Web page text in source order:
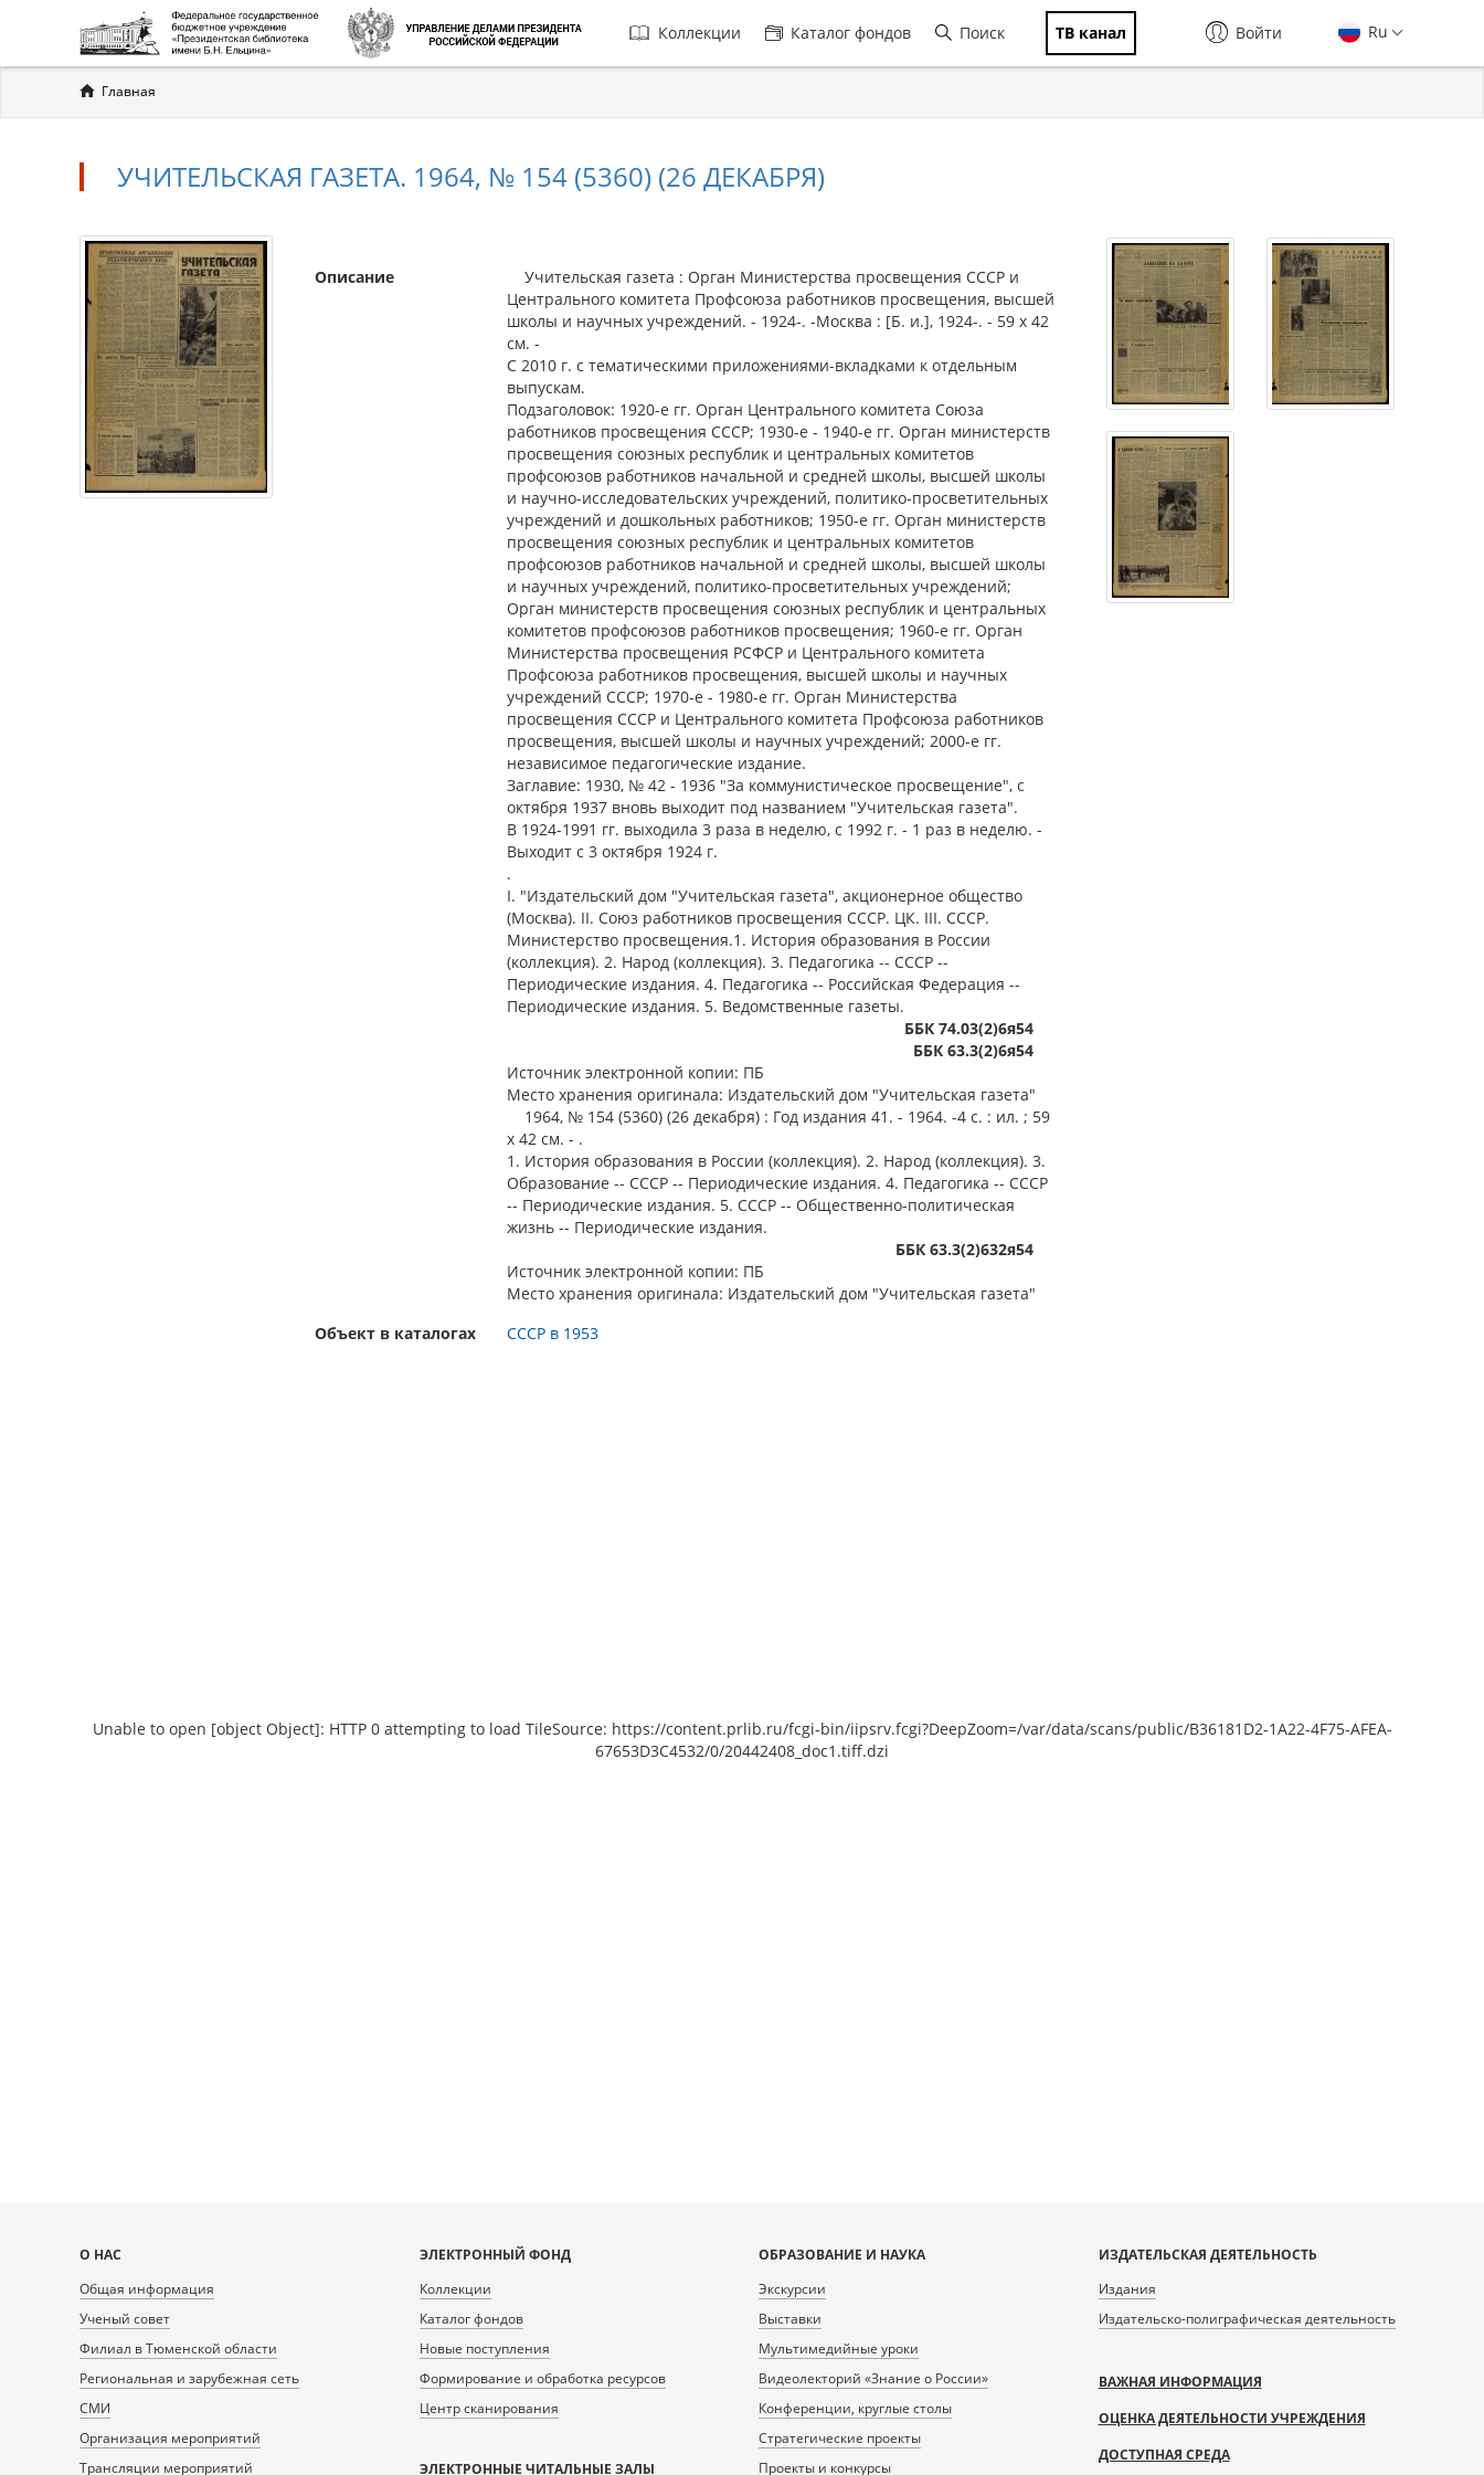
Главная
навигация
Коллекции Каталог фондов Поиск ТВ канал Ru
Войти
Вы
здесь
Главная
УЧИТЕЛЬСКАЯ ГАЗЕТА. 1964, № 154 (5360) (26 ДЕКАБРЯ)
Описание
Учительская газета : Орган Министерства просвещения СССР и
Центрального комитета Профсоюза работников просвещения, высшей
школы и научных учреждений. - 1924-. -Москва : [Б. и.], 1924-. - 59 х 42
см. -
С 2010 г. с тематическими приложениями-вкладками к отдельным
выпускам.
Подзаголовок: 1920-е гг. Орган Центрального комитета Союза
работников просвещения СССР; 1930-е - 1940-е гг. Орган министерств
просвещения союзных республик и центральных комитетов
профсоюзов работников начальной и средней школы, высшей школы
и научно-исследовательских учреждений, политико-просветительных
учреждений и дошкольных работников; 1950-е гг. Орган министерств
просвещения союзных республик и центральных комитетов
профсоюзов работников начальной и средней школы, высшей школы
и научных учреждений, политико-просветительных учреждений;
Орган министерств просвещения союзных республик и центральных
комитетов профсоюзов работников просвещения; 1960-е гг. Орган
Министерства просвещения РСФСР и Центрального комитета
Профсоюза работников просвещения, высшей школы и научных
учреждений СССР; 1970-е - 1980-е гг. Орган Министерства
просвещения СССР и Центрального комитета Профсоюза работников
просвещения, высшей школы и научных учреждений; 2000-е гг.
независимое педагогические издание.
Заглавие: 1930, № 42 - 1936 "За коммунистическое просвещение", с
октября 1937 вновь выходит под названием "Учительская газета".
В 1924-1991 гг. выходила 3 раза в неделю, с 1992 г. - 1 раз в неделю. -
Выходит с 3 октября 1924 г.
.
I. "Издательский дом "Учительская газета", акционерное общество
(Москва). II. Союз работников просвещения СССР. ЦК. III. СССР.
Министерство просвещения.1. История образования в России
(коллекция). 2. Народ (коллекция). 3. Педагогика -- СССР --
Периодические издания. 4. Педагогика -- Российская Федерация --
Периодические издания. 5. Ведомственные газеты.
ББК 74.03(2)6я54
ББК 63.3(2)6я54
Источник электронной копии: ПБ
Место хранения оригинала: Издательский дом "Учительская газета"
1964, № 154 (5360) (26 декабря) : Год издания 41. - 1964. -4 с. : ил. ; 59
х 42 см. - .
1. История образования в России (коллекция). 2. Народ (коллекция). 3.
Образование -- СССР -- Периодические издания. 4. Педагогика -- СССР
-- Периодические издания. 5. СССР -- Общественно-политическая
жизнь -- Периодические издания.
ББК 63.3(2)632я54
Источник электронной копии: ПБ
Место хранения оригинала: Издательский дом "Учительская газета"
Объект в каталогах
СССР в 1953
Unable to open [object Object]: HTTP 0 attempting to load TileSource: https://content.prlib.ru/fcgi-bin/iipsrv.fcgi?DeepZoom=/var/data/scans/public/B36181D2-1A22-4F75-AFEA-
67653D3C4532/0/20442408_doc1.tiff.dzi
Карта
сайта
О НАС
Общая информация
Ученый совет
Филиал в Тюменской области
Региональная и зарубежная сеть
СМИ
Организация мероприятий
Трансляции мероприятий
ЭЛЕКТРОННЫЙ ФОНД
Коллекции
Каталог фондов
Новые поступления
Формирование и обработка ресурсов
Центр сканирования
ЭЛЕКТРОННЫЕ ЧИТАЛЬНЫЕ ЗАЛЫ
ОБРАЗОВАНИЕ И НАУКА
Экскурсии
Выставки
Мультимедийные уроки
Видеолекторий «Знание о России»
Конференции, круглые столы
Стратегические проекты
Проекты и конкурсы
ИЗДАТЕЛЬСКАЯ ДЕЯТЕЛЬНОСТЬ
Издания
Издательско-полиграфическая деятельность
ВАЖНАЯ ИНФОРМАЦИЯ
ОЦЕНКА ДЕЯТЕЛЬНОСТИ УЧРЕЖДЕНИЯ
ДОСТУПНАЯ СРЕДА